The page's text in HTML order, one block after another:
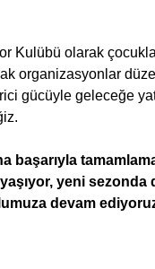
Kulübü olarak
organizasyonlar
gücüyle geleceğe
başarıyla
yeni sezonda
devam